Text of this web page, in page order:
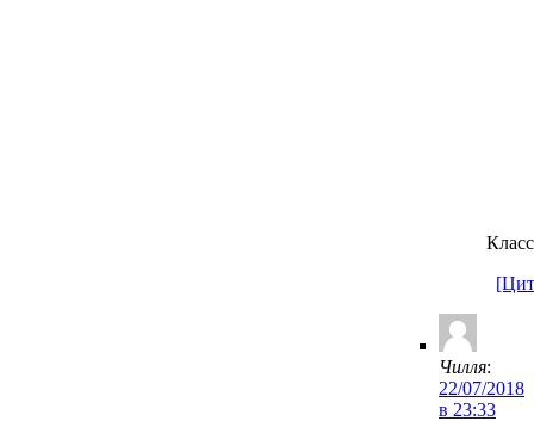
Чилля:
22/07/2018
в 23:33